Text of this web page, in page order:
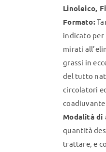
Linoleico,
Formato:
indicato
mirati
grassi in
del tutto
circolatori
Modalità di
quantità
trattare, e